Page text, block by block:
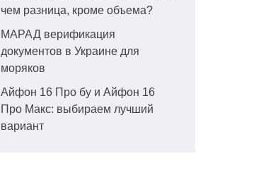
чем разница, кроме объема?
МАРАД верификация
документов в Украине для
моряков
Айфон 16 Про бу и Айфон 16
Про Макс: выбираем лучший
вариант